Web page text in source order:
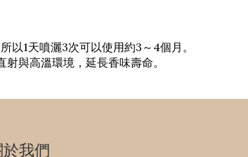
以1天噴灑3次可以使用約3～4個月。
與高溫環境，延長香味壽命。
於我們